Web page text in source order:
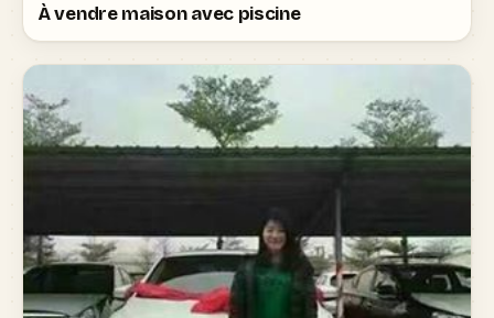
À vendre maison avec piscine